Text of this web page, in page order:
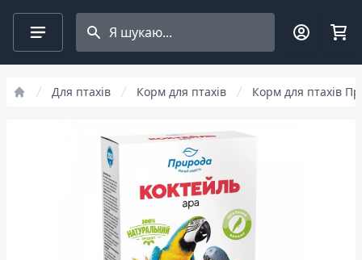
Search projects
Для птахів Корм для птахів Корм для птахів